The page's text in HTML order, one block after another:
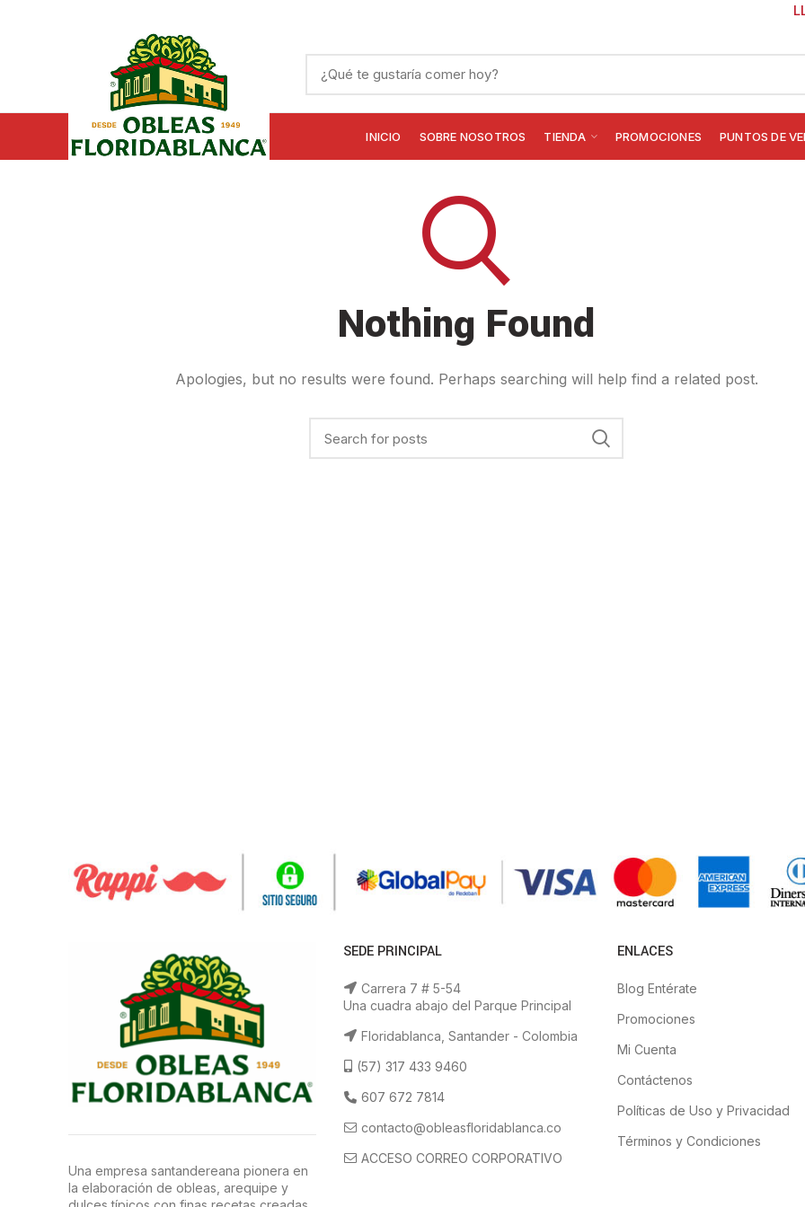
INICIO SOBRE NOSOTROS TIENDA PROMOCIONES PUNTOS DE
Nothing Found
Apologies, but no results were found. Perhaps searching will help find a related post.
Una empresa santandereana pionera en
la elaboración de obleas, arequipe y
SEDE PRINCIPAL
Carrera 7 # 5-54
Una cuadra abajo del Parque Principal
Floridablanca, Santander - Colombia
(57) 317 433 9460
607 672 7814
contacto@obleasfloridablanca.co
ACCESO CORREO CORPORATIVO
ENLACES
Blog Entérate
Promociones
Mi Cuenta
Contáctenos
Políticas de Uso y Privacidad
Términos y Condiciones